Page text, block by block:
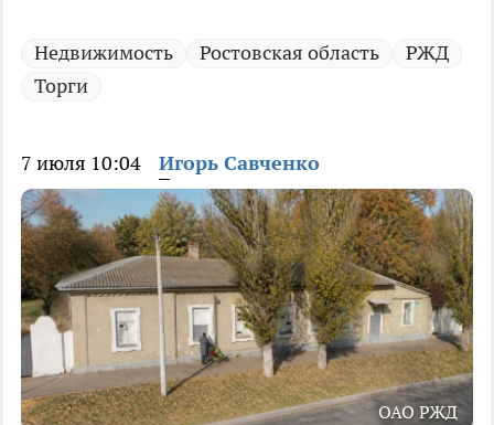
Недвижимость Ростовская область
РЖД
Торги
7 июля 10:04 Игорь Савченко
ОАО РЖД